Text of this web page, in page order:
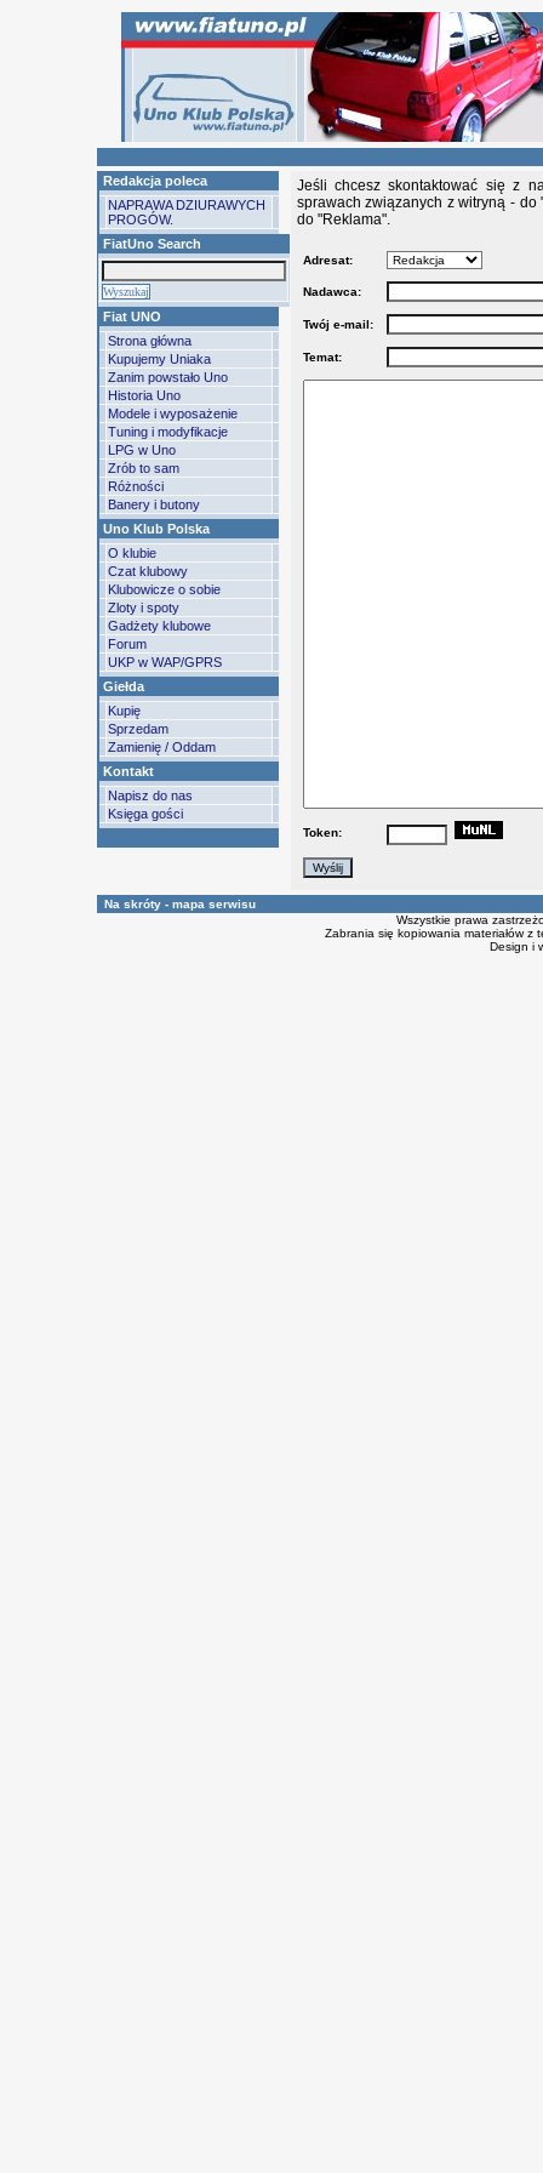
Redakcja poleca
NAPRAWA DZIURAWYCH
PROGÓW.
FiatUno Search
Fiat UNO
Strona główna
Kupujemy Uniaka
Zanim powstało Uno
Historia Uno
Modele i wyposażenie
Tuning i modyfikacje
LPG w Uno
Zrób to sam
Różności
Banery i butony
Uno Klub Polska
O klubie
Czat klubowy
Klubowicze o sobie
Zloty i spoty
Gadżety klubowe
Forum
UKP w WAP/GPRS
Giełda
Kupię
Sprzedam
Zamienię / Oddam
Kontakt
Napisz do nas
Księga gości
Jeśli chcesz skontaktować się z
sprawach związanych z witryną - do
do "Reklama".
Adresat:
Nadawca:
Twój e-mail:
Temat:
Token:
Na skróty - mapa serwisu
Wszystkie prawa
Zabrania się kopiowania materiałów
Design i